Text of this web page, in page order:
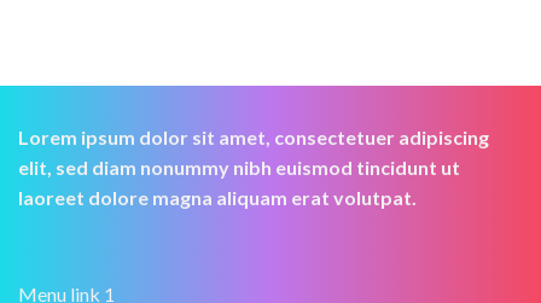
Lorem ipsum dolor sit amet, consectetuer adipiscing
elit, sed diam nonummy nibh euismod tincidunt ut
laoreet dolore magna aliquam erat volutpat.
Menu link 1